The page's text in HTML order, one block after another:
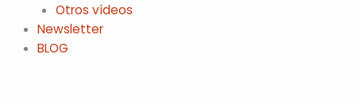
Otros vídeos
Newsletter
BLOG